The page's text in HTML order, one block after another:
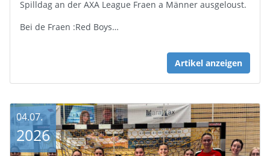
Spilldag an der AXA League Fraen a Männer ausgeloust.
Bei de Fraen :Red Boys…
Artikel anzeigen
04.07.
2026